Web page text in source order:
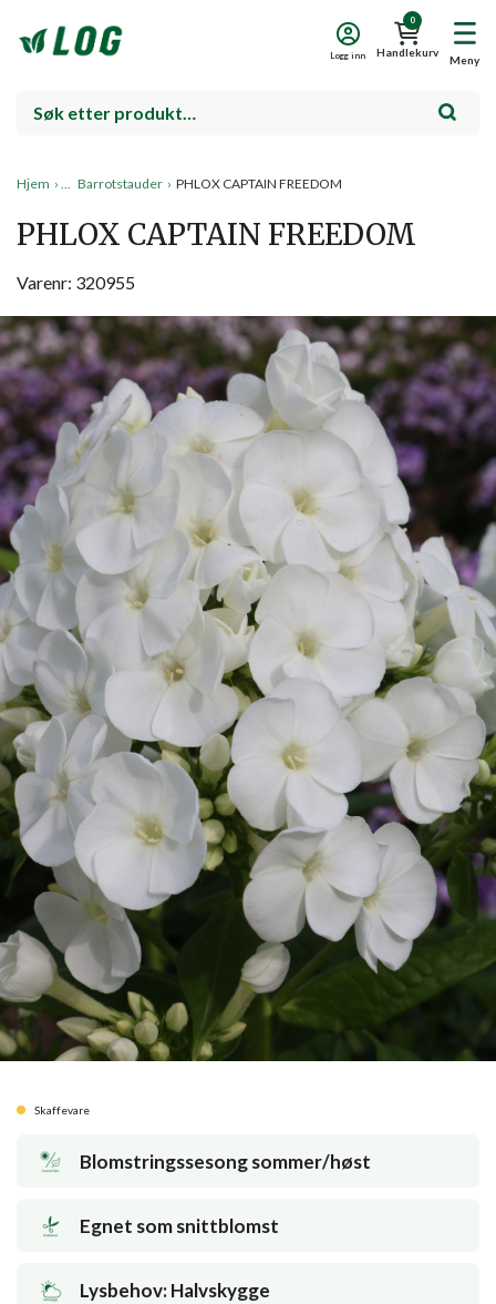
Meny
0
Handlekurv
Logg inn
Hjem › Barrotstauder › PHLOX CAPTAIN FREEDOM
PHLOX CAPTAIN FREEDOM
Varenr: 320955
Skaffevare
Blomstringssesong sommer/høst
Egnet som snittblomst
Lysbehov: Halvskygge